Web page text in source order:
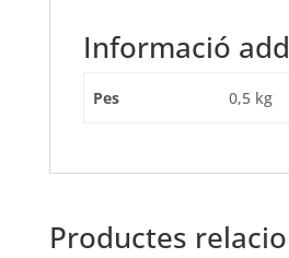
Informació
Pes 0,5 kg
Productes